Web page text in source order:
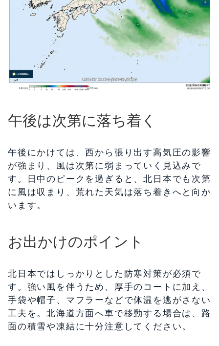
午後は次第に落ち着く
午後にかけては、西から張り出す高気圧の影響
が強まり、風は次第に弱まっていく見込みで
す。日中のピークを過ぎると、北日本でも次第
に風は収まり、荒れた天気は落ち着きへと向か
います。
お出かけのポイント
北日本ではしっかりとした防寒対策が必須で
す。強い風を伴うため、厚手のコートに加え、
手袋や帽子、マフラーなどで体温を逃がさない
工夫を。北海道方面へ車で移動する場合は、路
面の積雪や凍結に十分注意してください。